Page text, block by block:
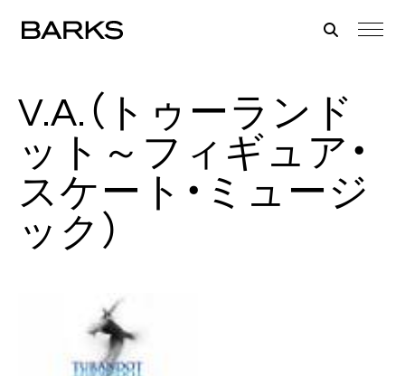
V.A.（トゥーランド
ット～フィギュア・
スケート・ミュージ
ック）